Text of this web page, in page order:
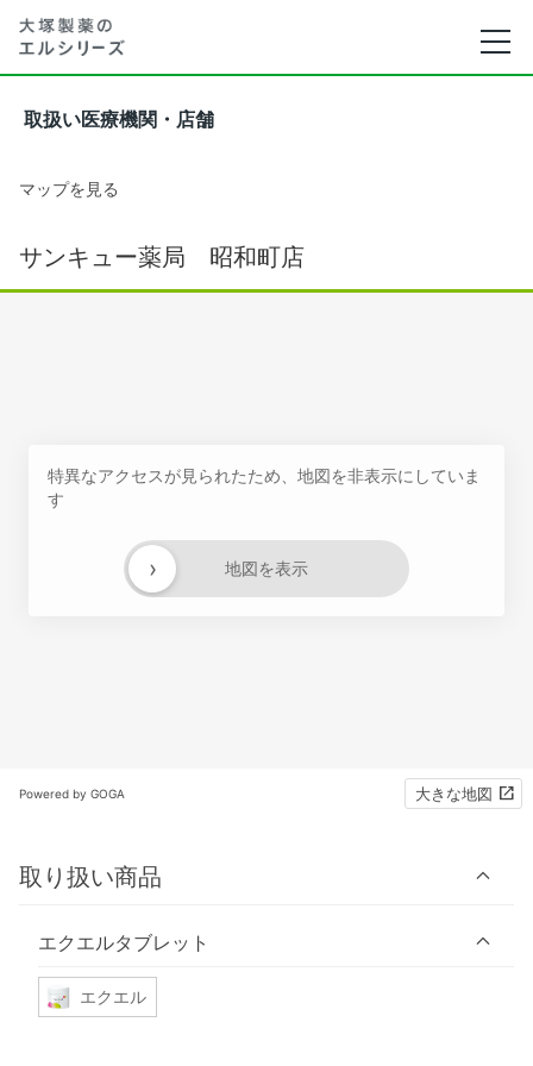
取扱い医療機関・店舗
マップを見る
サンキュー薬局 昭和町店
特異なアクセスが見られたため、地図を非表示にしていま
す
地図を表示
›
Powered by GOGA 大きな地図
取り扱い商品
エクエルタブレット
エクエル